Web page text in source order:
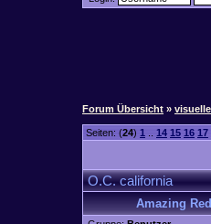
Forum Übersicht »
Seiten: (24) 1 14 15 16 17
O.C. california
Amazing Red